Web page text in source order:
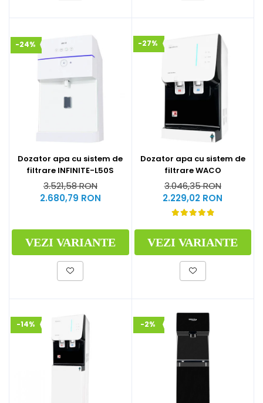
-24%
Dozator apa cu sistem de
filtrare INFINITE-L50S
3.521,58 RON
2.680,79 RON
VEZI VARIANTE
-27%
Dozator apa cu sistem de
filtrare WACO
3.046,35 RON
2.229,02 RON
VEZI VARIANTE
-14% -2%